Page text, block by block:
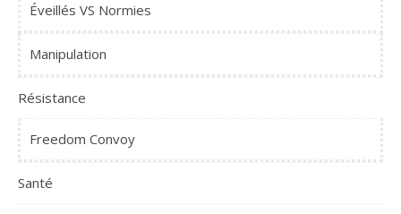
Éveillés VS Normies
Manipulation
Résistance
Freedom Convoy
Santé